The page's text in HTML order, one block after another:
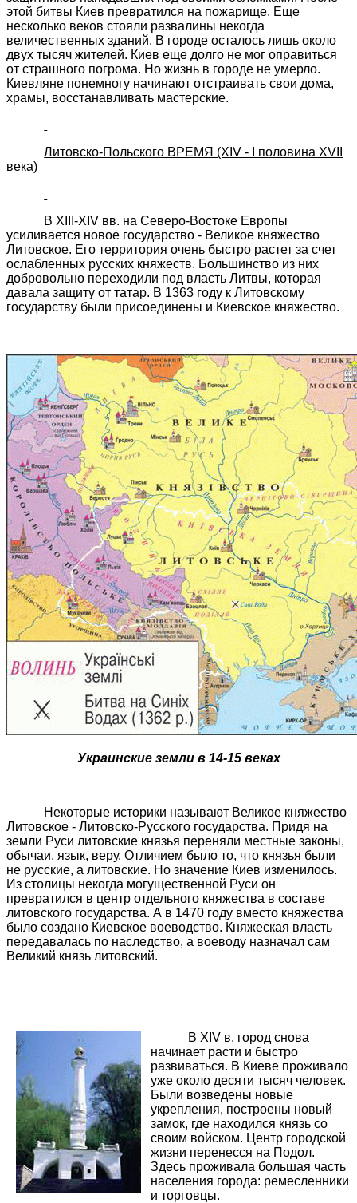
этой битвы Киев превратился на пожарище. Еще
несколько веков стояли развалины некогда
величественных зданий. В городе осталось лишь около
двух тысяч жителей. Киев еще долго не мог оправиться
от страшного погрома. Но жизнь в городе не умерло.
Киевляне понемногу начинают отстраивать свои дома,
храмы, восстанавливать мастерские.
Литовско-Польского ВРЕМЯ (XIV - I половина XVII
века)
В XIII-XIV вв. на Северо-Востоке Европы
усиливается новое государство - Великое княжество
Литовское. Его территория очень быстро растет за счет
ослабленных русских княжеств. Большинство из них
добровольно переходили под власть Литвы, которая
давала защиту от татар. В 1363 году к Литовскому
государству были присоединены и Киевское княжество.
Украинские земли в 14-15 веках
Некоторые историки называют Великое княжество
Литовское - Литовско-Русского государства. Придя на
земли Руси литовские князья переняли местные законы,
обычаи, язык, веру. Отличием было то, что князья были
не русские, а литовские. Но значение Киев изменилось.
Из столицы некогда могущественной Руси он
превратился в центр отдельного княжества в составе
литовского государства. А в 1470 году вместо княжества
было создано Киевское воеводство. Княжеская власть
передавалась по наследство, а воеводу назначал сам
Великий князь литовский.
В XIV в. город снова
начинает расти и быстро
развиваться. В Киеве проживало
уже около десяти тысяч человек.
Были возведены новые
укрепления, построены новый
замок, где находился князь со
своим войском. Центр городской
жизни перенесся на Подол.
Здесь проживала большая часть
населения города: ремесленники
и торговцы.